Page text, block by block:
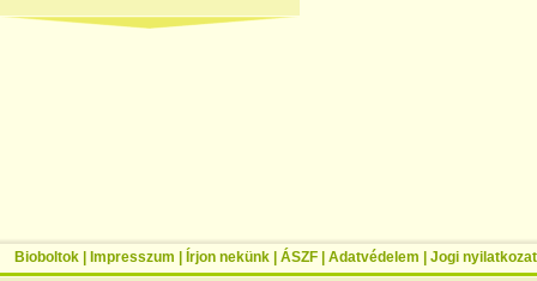
Bioboltok Impresszum Írjon nekünk ÁSZF Adatvédelem Jogi nyilatkozat